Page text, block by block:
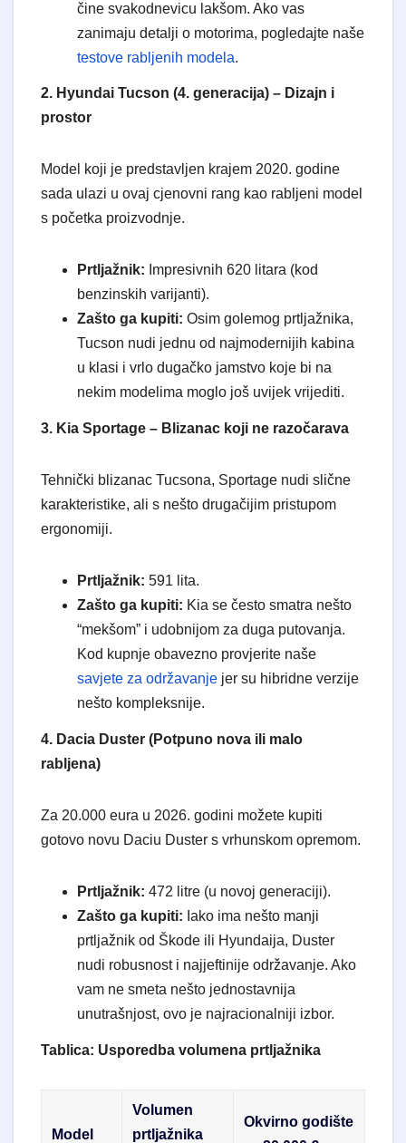
čine svakodnevicu lakšom. Ako vas
zanimaju detalji o motorima, pogledajte naše
testove rabljenih modela.
2. Hyundai Tucson (4. generacija) – Dizajn i
prostor
​Model koji je predstavljen krajem 2020. godine
sada ulazi u ovaj cjenovni rang kao rabljeni model
s početka proizvodnje.
Prtljažnik: Impresivnih 620 litara (kod
benzinskih varijanti).
Zašto ga kupiti: Osim golemog prtljažnika,
Tucson nudi jednu od najmodernijih kabina
u klasi i vrlo dugačko jamstvo koje bi na
nekim modelima moglo još uvijek vrijediti.
3. Kia Sportage – Blizanac koji ne razočarava
​Tehnički blizanac Tucsona, Sportage nudi slične
karakteristike, ali s nešto drugačijim pristupom
ergonomiji.
Prtljažnik: 591 lita.
Zašto ga kupiti: Kia se često smatra nešto
“mekšom” i udobnijom za duga putovanja.
Kod kupnje obavezno provjerite naše
savjete za održavanje jer su hibridne verzije
nešto kompleksnije.
4. Dacia Duster (Potpuno nova ili malo
rabljena)
​Za 20.000 eura u 2026. godini možete kupiti
gotovo novu Daciu Duster s vrhunskom opremom.
Prtljažnik: 472 litre (u novoj generaciji).
Zašto ga kupiti: Iako ima nešto manji
prtljažnik od Škode ili Hyundaija, Duster
nudi robusnost i najjeftinije održavanje. Ako
vam ne smeta nešto jednostavnija
unutrašnjost, ovo je najracionalniji izbor.
Tablica: Usporedba volumena prtljažnika
Model
Volumen
prtljažnika
Okvirno godište